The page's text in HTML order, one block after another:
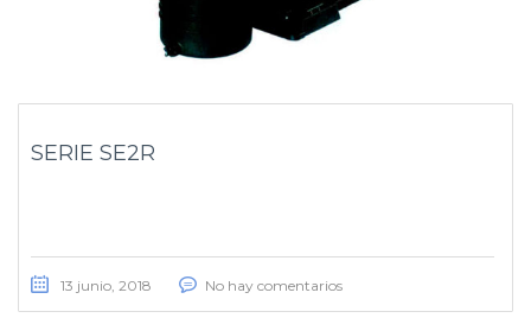
SERIE SE2R
13 junio, 2018 No hay comentarios